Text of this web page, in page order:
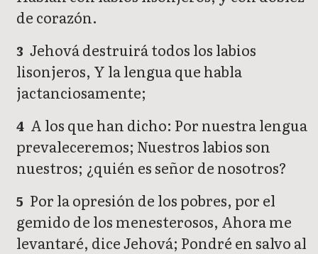
de corazón.
3 Jehová destruirá todos los labios
lisonjeros, Y la lengua que habla
jactanciosamente;
4 A los que han dicho: Por nuestra lengua
prevaleceremos; Nuestros labios son
nuestros; ¿quién es señor de nosotros?
5 Por la opresión de los pobres, por el
gemido de los menesterosos, Ahora me
levantaré, dice Jehová; Pondré en salvo al